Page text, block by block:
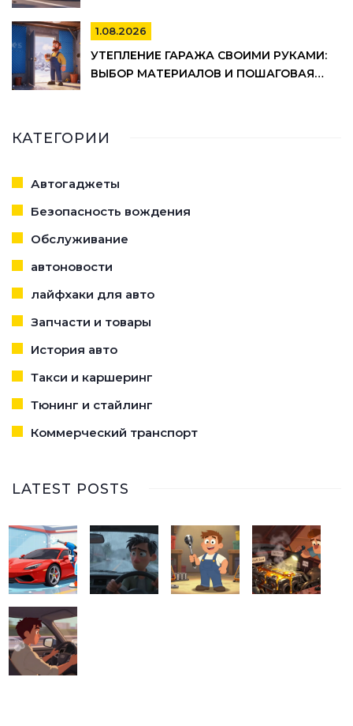
1.08.2026
УТЕПЛЕНИЕ ГАРАЖА СВОИМИ РУКАМИ:
ВЫБОР МАТЕРИАЛОВ И ПОШАГОВАЯ
КАТЕГОРИИ
Автогаджеты
Безопасность вождения
Обслуживание
автоновости
лайфхаки для авто
Запчасти и товары
История авто
Такси и каршеринг
Тюнинг и стайлинг
Коммерческий транспорт
LATEST POSTS